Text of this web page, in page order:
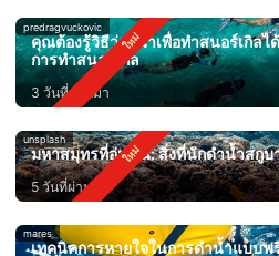
predragvuckovic
คุณต้องรู้วิธีว่ายน้ำเพื่อทำสนอร์เกิลไ
การทำสนอร์เกิล
3 วันที่ผ่านมา
unsplash
มหาสมุทรที่อุ่นขึ้น: สิ่งที่นักดำน้ำสกูบ
5 วันที่ผ่านมา
mares
เทคนิคการหายใจในการดำน้ำแบบ